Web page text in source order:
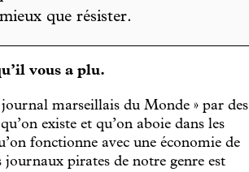
que résister.
vous a plu.
marseillais du Monde » par des
existe et qu’on aboie dans les
fonctionne avec une économie de
pirates de notre genre est